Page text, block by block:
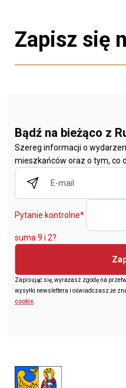
Zapisz się
Bądź na bieżąco z
Szereg informacji o
mieszkańców oraz o tym, co
Pytanie kontrolne*
suma 9 i 2?
Zapisując się, wyrażasz zgodę na
wysyłki newslettera i oświadczasz że
cookie.